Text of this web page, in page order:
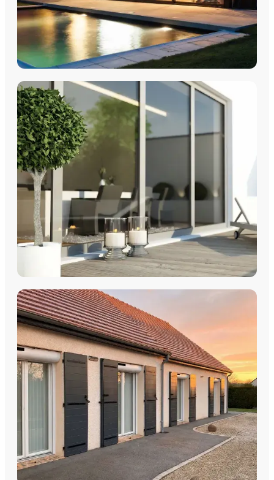
FENÊTRES
Fenêtres PVC Fenêtres Aluminium
Fenêtres Multimatériaux
Fenêtres Bois
Découvrez nos fenêtres PVC, aluminium, bois et
multimatériaux, avec pose par les équipes Plein Jour Habitat.
DÉCOUVRIR
COULISSANTS & BAIES VITRÉES
Coulissants Aluminium
Découvrez nos Baies coulissantes et portes-fenêtres
aluminium avec pose par les équipes Plein Jour Habitat.
DÉCOUVRIR